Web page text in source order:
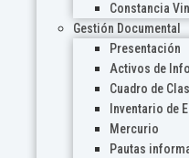
Constancia
Gestión Documental
Presentación
Activos de
Cuadro de
Inventario de
Mercurio
Pautas